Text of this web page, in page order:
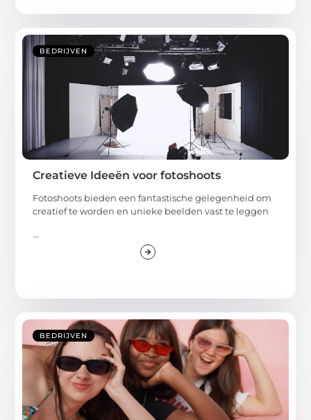
BEDRIJVEN
Creatieve Ideeën voor fotoshoots
Fotoshoots bieden een fantastische gelegenheid om
creatief te worden en unieke beelden vast te leggen
...
BEDRIJVEN